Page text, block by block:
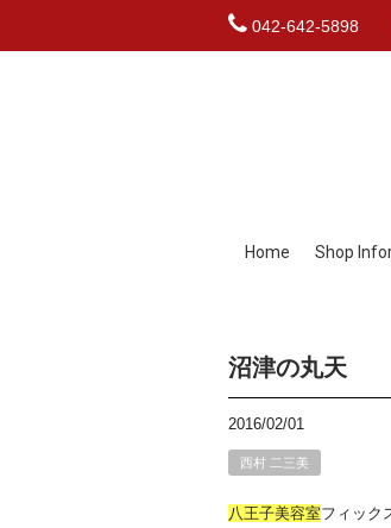
042-642-5898
Home Shop
沼津の丸天
2016/02/01
西村 二三美
八王子美容室フィック